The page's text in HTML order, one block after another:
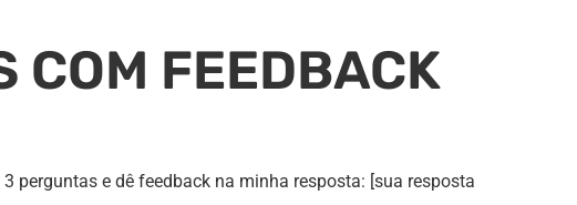
COM FEEDBACK
perguntas e dê feedback na minha resposta: [sua resposta